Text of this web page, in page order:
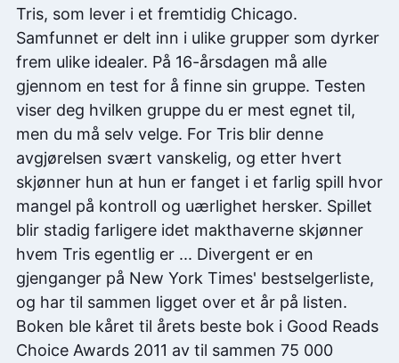
Tris, som lever i et fremtidig Chicago.
Samfunnet er delt inn i ulike grupper som dyrker
frem ulike idealer. På 16-årsdagen må alle
gjennom en test for å finne sin gruppe. Testen
viser deg hvilken gruppe du er mest egnet til,
men du må selv velge. For Tris blir denne
avgjørelsen svært vanskelig, og etter hvert
skjønner hun at hun er fanget i et farlig spill hvor
mangel på kontroll og uærlighet hersker. Spillet
blir stadig farligere idet makthaverne skjønner
hvem Tris egentlig er ... Divergent er en
gjenganger på New York Times' bestselgerliste,
og har til sammen ligget over et år på listen.
Boken ble kåret til årets beste bok i Good Reads
Choice Awards 2011 av til sammen 75 000